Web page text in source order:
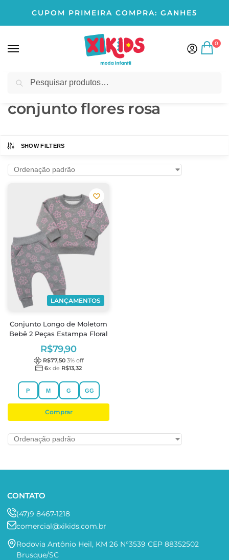
CUPOM PRIMEIRA COMPRA: GANHE5
0
Início Produtos marcados com a tag “conjunto flores rosa”
conjunto flores rosa
SHOW FILTERS
LANÇAMENTOS
Conjunto Longo de Moletom
Bebê 2 Peças Estampa Floral
R$79,90
R$77,50 3% off
6x de R$13,32
P M G GG
Comprar
CONTATO
(47)9 8467-1218
comercial@xikids.com.br
Rodovia Antônio Heil, KM 26 N°3539 CEP 88352502
Brusque/SC